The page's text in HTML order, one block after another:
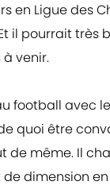
en Ligue des
il pourrait très
venir.
football avec
quoi être
de même. Il
dimension